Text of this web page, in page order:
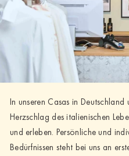
In unseren Casas in
Herzschlag des italienischen
und erleben. Persönliche und
Bedürfnissen steht bei uns an